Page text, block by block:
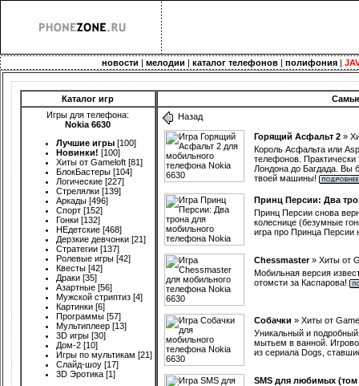
новости |мелодии |каталог телефонов |полифония |
Каталог игр
Игры для телефона:
Nokia 6630
Лучшие игры [100]
Новинки! [100]
Хиты от Gameloft [81]
БлокБастеры [104]
Логические [227]
Стрелялки [139]
Аркады [496]
Спорт [152]
Гонки [132]
НЕдетские [468]
Дерзкие девчонки [21]
Стратегии [137]
Ролевые игры [42]
Квесты [42]
Драки [35]
Азартные [56]
Мужской стриптиз [4]
Картинки [6]
Программы [57]
Мультиплеер [13]
3D игры [30]
Дом-2 [10]
Игры по мультикам [21]
Слайд-шоу [17]
3D Эротика [1]
Назад
Горящий Асфальт 2 »
Король Асфальта или
телефонов.
Лондона до Багдада. Вы
твоей машины!
Принц Персии: Два
Принц Персии снова
колеснице (безумные
игра про Принца Персии
Chessmaster» Хиты от
Мобильная версия
отомсти за Каспарова!
Собачки » Хиты от
Уникальный и
мытьем в ванной.
из сериала Dogs,
SMS для любимых (том